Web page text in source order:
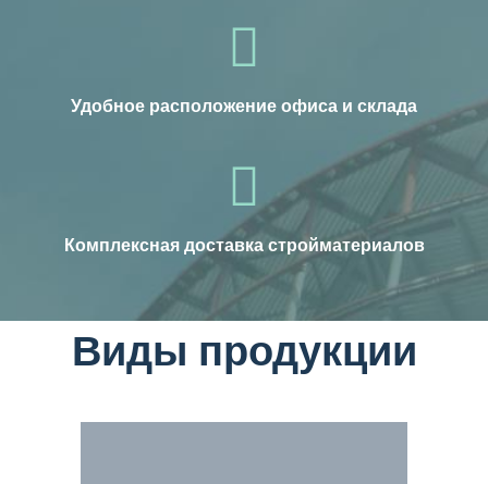
Удобное расположение офиса и склада
Комплексная доставка стройматериалов
Виды продукции